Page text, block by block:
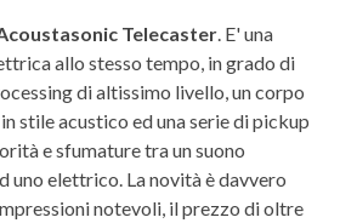
Telecaster . E' una
allo stesso tempo, in grado di
di altissimo livello, un corpo
stile acustico ed una serie di pickup
e sfumature tra un suono
uno elettrico. La novità è davvero
notevoli, il prezzo di oltre